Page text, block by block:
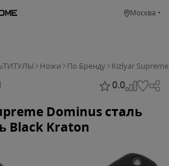
Москва
Ножи По Бренду Kizlyar Supreme
0.0
Dominus сталь
Black Kraton